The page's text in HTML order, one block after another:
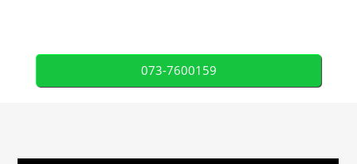
073-7600159